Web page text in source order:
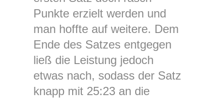
Punkte erzielt werden und
man hoffte auf weitere. Dem
Ende des Satzes entgegen
ließ die Leistung jedoch
etwas nach, sodass der Satz
knapp mit 25:23 an die